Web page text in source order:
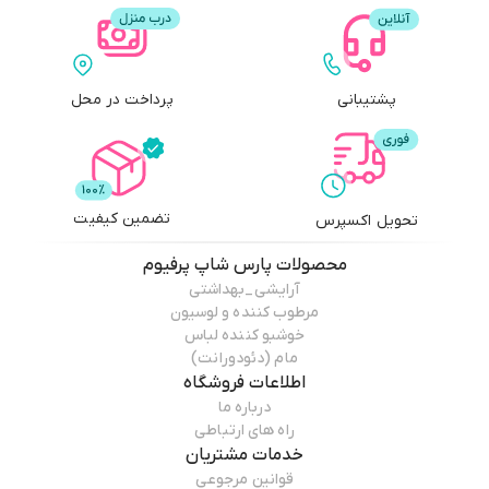
پشتیبانی پرداخت در محل
تحویل اکسپرس تضمین کیفیت
محصولات پارس شاپ پرفیوم
آرایشی_بهداشتی
مرطوب کننده و لوسیون
خوشبو کننده لباس
مام (دئودورانت)
اطلاعات فروشگاه
درباره ما
راه های ارتباطی
خدمات مشتریان
قوانین مرجوعی